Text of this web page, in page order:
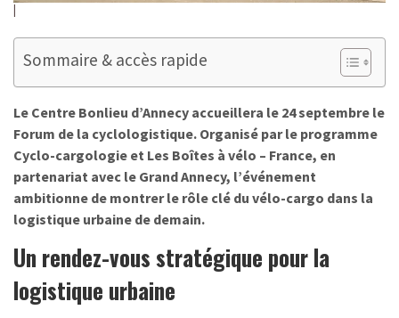
Sommaire & accès rapide
Le Centre Bonlieu d’Annecy accueillera le 24 septembre le
Forum de la cyclologistique. Organisé par le programme
Cyclo-cargologie et Les Boîtes à vélo – France, en
partenariat avec le Grand Annecy, l’événement
ambitionne de montrer le rôle clé du vélo-cargo dans la
logistique urbaine de demain.
Un rendez-vous stratégique pour la
logistique urbaine